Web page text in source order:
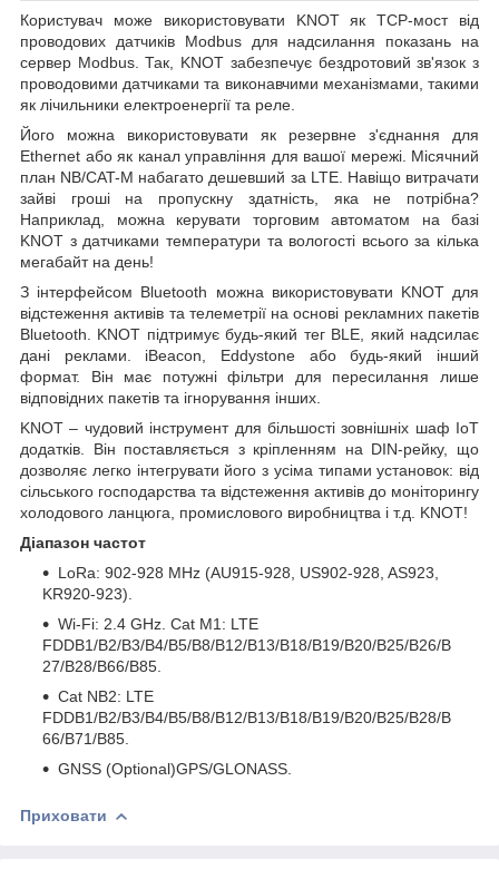
Користувач може використовувати KNOT як TCP-мост від
проводових датчиків Modbus для надсилання показань на
сервер Modbus. Так, KNOT забезпечує бездротовий зв'язок з
проводовими датчиками та виконавчими механізмами, такими
як лічильники електроенергії та реле.
Його можна використовувати як резервне з'єднання для
Ethernet або як канал управління для вашої мережі. Місячний
план NB/CAT-M набагато дешевший за LTE. Навіщо витрачати
зайві гроші на пропускну здатність, яка не потрібна?
Наприклад, можна керувати торговим автоматом на базі
KNOT з датчиками температури та вологості всього за кілька
мегабайт на день!
З інтерфейсом Bluetooth можна використовувати KNOT для
відстеження активів та телеметрії на основі рекламних пакетів
Bluetooth. KNOT підтримує будь-який тег BLE, який надсилає
дані реклами. iBeacon, Eddystone або будь-який інший
формат. Він має потужні фільтри для пересилання лише
відповідних пакетів та ігнорування інших.
KNOT – чудовий інструмент для більшості зовнішніх шаф IoT
додатків. Він поставляється з кріпленням на DIN-рейку, що
дозволяє легко інтегрувати його з усіма типами установок: від
сільського господарства та відстеження активів до моніторингу
холодового ланцюга, промислового виробництва і т.д. KNOT!
Діапазон частот
LoRa: 902-928 MHz (AU915-928, US902-928, AS923,
KR920-923).
Wi-Fi: 2.4 GHz. Cat M1: LTE
FDDB1/B2/B3/B4/B5/B8/B12/B13/B18/B19/B20/B25/B26/B
27/B28/B66/B85.
Cat NB2: LTE
FDDB1/B2/B3/B4/B5/B8/B12/B13/B18/B19/B20/B25/B28/B
66/B71/B85.
GNSS (Optional)GPS/GLONASS.
Приховати